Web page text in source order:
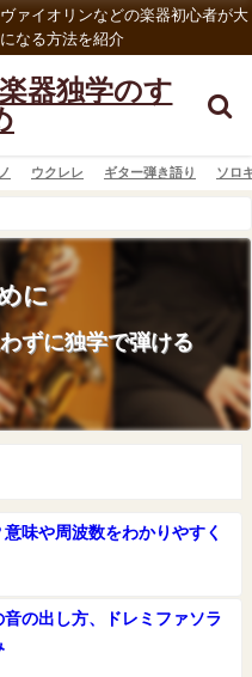
ァイオリンなどの楽器初心者が大
なる方法を紹介
器独学のす
ウクレレ ギター弾き語り ソロ
に
ずに独学で弾ける
味や周波数をわかりやすく
の出し方、ドレミファソラ